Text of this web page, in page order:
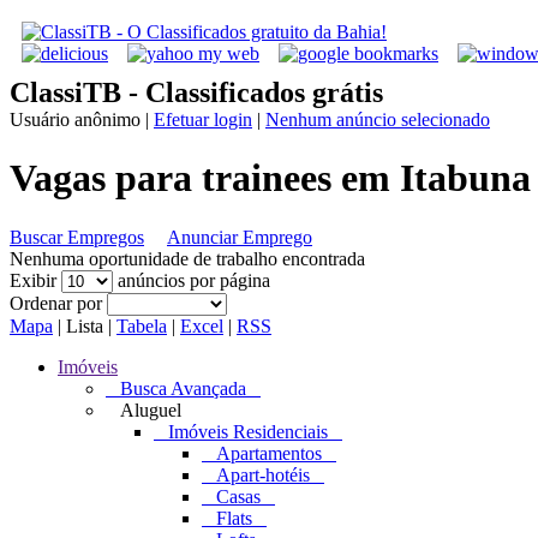
ClassiTB - Classificados grátis
Usuário anônimo | Efetuar login | Nenhum anúncio selecionado
Vagas para trainees em
Buscar Empregos
Anunciar Emprego
Nenhuma oportunidade de trabalho encontrada
Exibir
anúncios por página
Ordenar por
Mapa | Lista | Tabela | Excel | RSS
Imóveis
Busca Avançada
Aluguel
Imóveis Residenciais
Apartamentos
Apart-hotéis
Casas
Flats